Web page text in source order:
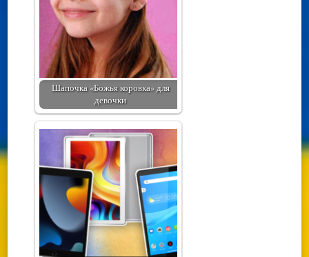
Шапочка «Божья коровка» для
девочки